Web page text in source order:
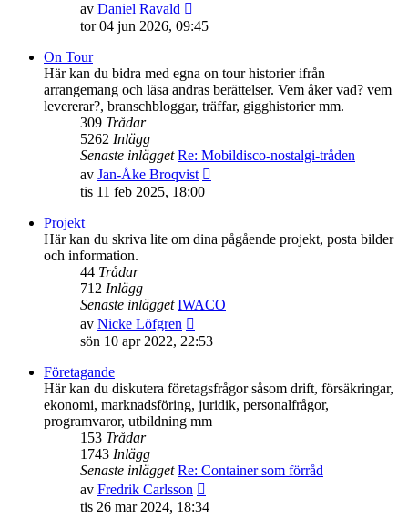
av Daniel Ravald
till
inlägget
tor 04 jun 2026, 09:45
On Tour
Här kan du bidra med egna on tour historier ifrån
arrangemang och läsa andras berättelser. Vem åker vad? vem
levererar?, branschbloggar, träffar, gigghistorier mm.
309 Trådar
5262 Inlägg
Senaste inlägget Re: Mobildisco-nostalgi-tråden
av Jan-Åke Broqvist
inlägget
tis 11 feb 2025, 18:00
Projekt
Här kan du skriva lite om dina pågående projekt, posta bilder
och information.
44 Trådar
712 Inlägg
Senaste inlägget IWACO
av Nicke Löfgren
till
inlägget
sön 10 apr 2022, 22:53
Företagande
Här kan du diskutera företagsfrågor såsom drift, försäkringar,
ekonomi, marknadsföring, juridik, personalfrågor,
programvaror, utbildning mm
153 Trådar
1743 Inlägg
Senaste inlägget Re: Container som förråd
av Fredrik Carlsson
till
tis 26 mar 2024, 18:34